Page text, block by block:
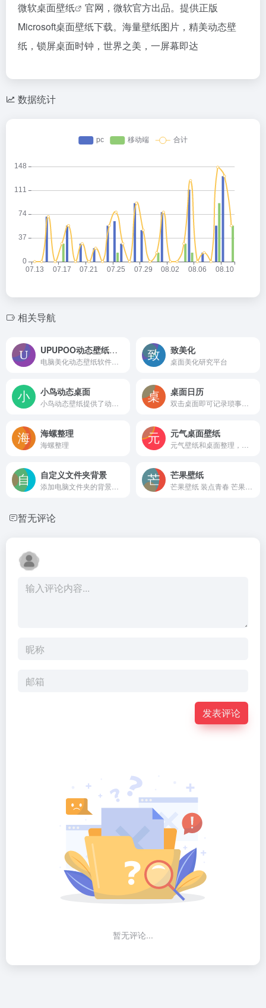
微软桌面壁纸
官网，微软官方出品。提供正版
Microsoft桌面壁纸下载。海量壁纸图片，精美动态壁
纸，锁屏桌面时钟，世界之美，一屏幕即达
数据统计
相关导航
UPUPOO动态壁纸桌面 致美化
桌面美化研究平台
小鸟动态桌面 桌面日历
海螺整理
海螺整理
元气桌面壁纸
自定义文件夹背景 芒果壁纸
暂无评论
发表评论
暂无评论...